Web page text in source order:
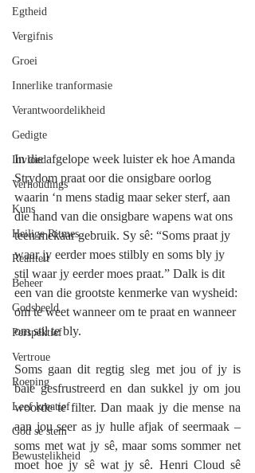
Egtheid
Vergifnis
Groei
Innerlike tranformasie
Verantwoordelikheid
Gedigte
Invloed
Verhoudings
Kuns
Heilige Ritmes
Realiteit
Beheer
Godsbeeld
Perspektief
Vertroue
Roeping
Leef kreatief
God se stem
Bewustelikheid
In die afgelope week luister ek hoe Amanda
Strydom praat oor die onsigbare oorlog
waarin ‘n mens stadig maar seker sterf, aan
die hand van die onsigbare wapens wat ons
teen mekaar gebruik. Sy sê: “Soms praat jy
waar jy eerder moes stilbly en soms bly jy
stil waar jy eerder moes praat.” Dalk is dit
een van die grootste kenmerke van wysheid:
om te weet wanneer om te praat en wanneer
om stil te bly.
Soms gaan dit regtig sleg met jou of jy is
baie gesfrustreerd en dan sukkel jy om jou
woorde te filter. Dan maak jy die mense na
aan jou seer as jy hulle afjak of seermaak –
soms met wat jy sê, maar soms sommer net
moet hoe jy sê wat jy sê. Henri Cloud sê